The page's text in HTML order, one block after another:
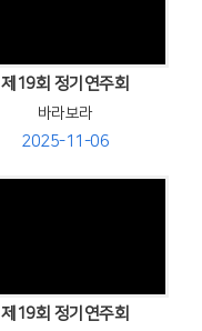
제19회 정기연주회
바라보라
2025-11-06
제19회 정기연주회